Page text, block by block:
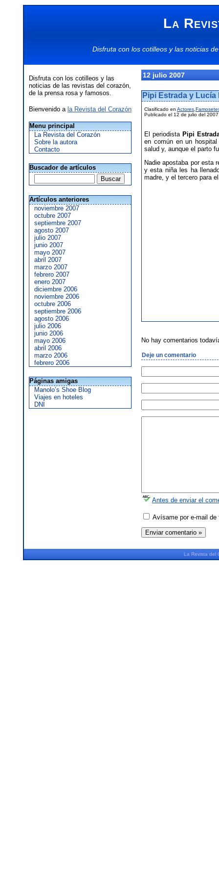
La
Disfruta con los cotilleosy las noticias
Disfruta con los cotilleos y las
noticias de las revistas del corazón,
de la prensa rosa y famosos.
Bienvenido a la Revista del Corazón
Menu principal
La Revista del Corazón
Sobre la autora
Contacto
Buscador de artículos
Artículos anteriores
noviembre 2007
octubre 2007
septiembre 2007
agosto 2007
julio 2007
junio 2007
mayo 2007
abril 2007
marzo 2007
febrero 2007
enero 2007
diciembre 2006
noviembre 2006
octubre 2006
septiembre 2006
agosto 2006
julio 2006
junio 2006
mayo 2006
abril 2006
marzo 2006
febrero 2006
Páginas amigas
Manolo’s Shoe Blog
Viajes en hoteles
DNI
12 julio 2007
Pipi Estrada y Lucía
Clasificado en Actores
Publicado el 12 de julio del 2007
El periodista Pipi
en común en un
salud y, aunque el parto
Nadie apostaba por esta
y esta niña les ha
madre, y el tercero para
No hay comentarios
Deje un comentario
Antes de enviar el
Avísame por e-mail de
La Revista del